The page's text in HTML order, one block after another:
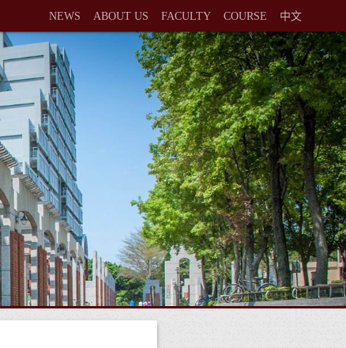
NEWS ABOUT US FACULTY COURSE 中文